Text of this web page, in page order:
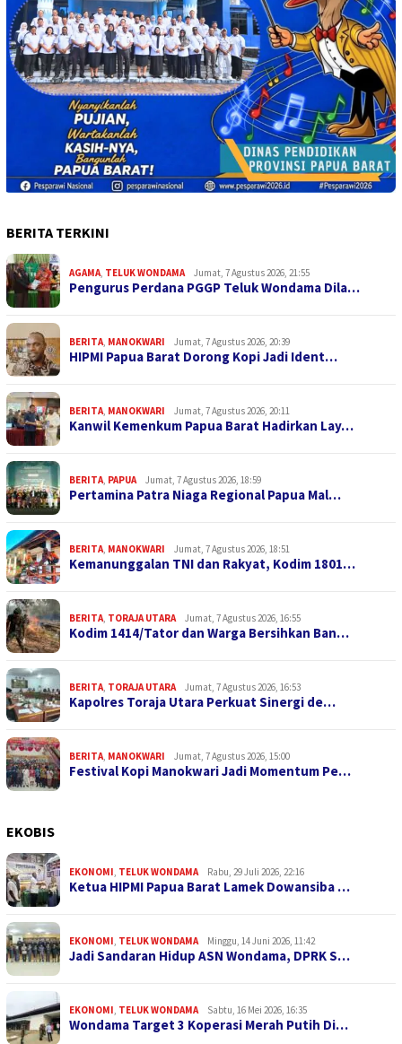
BERITA TERKINI
AGAMA, TELUK WONDAMA Jumat, 7 Agustus 2026, 21:55
Pengurus Perdana PGGP Teluk Wondama Dila…
BERITA, MANOKWARI Jumat, 7 Agustus 2026, 20:39
HIPMI Papua Barat Dorong Kopi Jadi Ident…
BERITA, MANOKWARI Jumat, 7 Agustus 2026, 20:11
Kanwil Kemenkum Papua Barat Hadirkan Lay…
BERITA, PAPUA Jumat, 7 Agustus 2026, 18:59
Pertamina Patra Niaga Regional Papua Mal…
BERITA, MANOKWARI Jumat, 7 Agustus 2026, 18:51
Kemanunggalan TNI dan Rakyat, Kodim 1801…
BERITA, TORAJA UTARA Jumat, 7 Agustus 2026, 16:55
Kodim 1414/Tator dan Warga Bersihkan Ban…
BERITA, TORAJA UTARA Jumat, 7 Agustus 2026, 16:53
Kapolres Toraja Utara Perkuat Sinergi de…
BERITA, MANOKWARI Jumat, 7 Agustus 2026, 15:00
Festival Kopi Manokwari Jadi Momentum Pe…
EKOBIS
EKONOMI, TELUK WONDAMA Rabu, 29 Juli 2026, 22:16
Ketua HIPMI Papua Barat Lamek Dowansiba …
EKONOMI, TELUK WONDAMA Minggu, 14 Juni 2026, 11:42
Jadi Sandaran Hidup ASN Wondama, DPRK S…
EKONOMI, TELUK WONDAMA Sabtu, 16 Mei 2026, 16:35
Wondama Target 3 Koperasi Merah Putih Di…